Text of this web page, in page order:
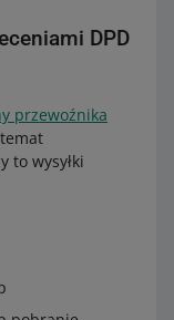
DPD
przewoźnika
to wysyłki